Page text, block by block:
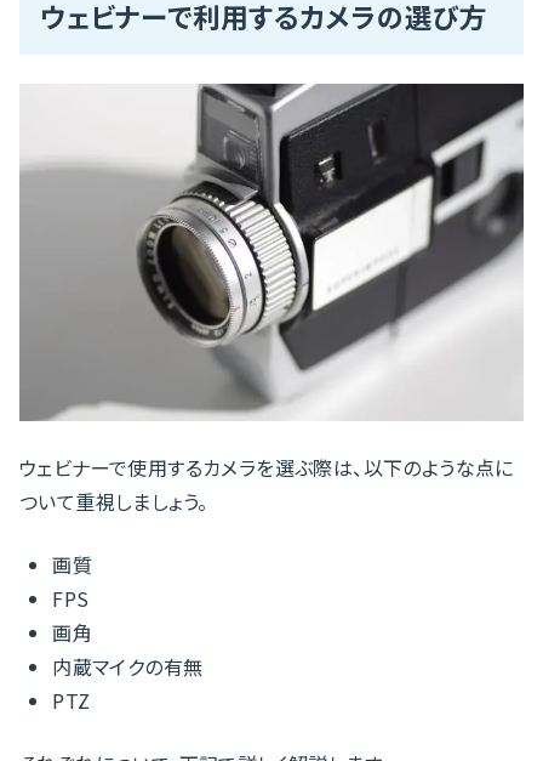
ウェビナーで利用するカメラの選び方
ウェビナーで使用するカメラを選ぶ際は、以下のような点に
ついて重視しましょう。
画質
FPS
画角
内蔵マイクの有無
PTZ